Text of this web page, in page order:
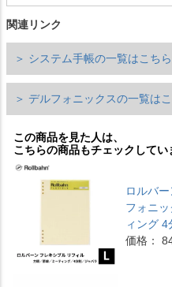
関連リンク
＞ システム手帳の一覧はこちら
＞ デルフォニックスの一覧は
この商品を見た人は、
こちらの商品もチェックしてい
ロルバ
フォニ
ィング
価格：